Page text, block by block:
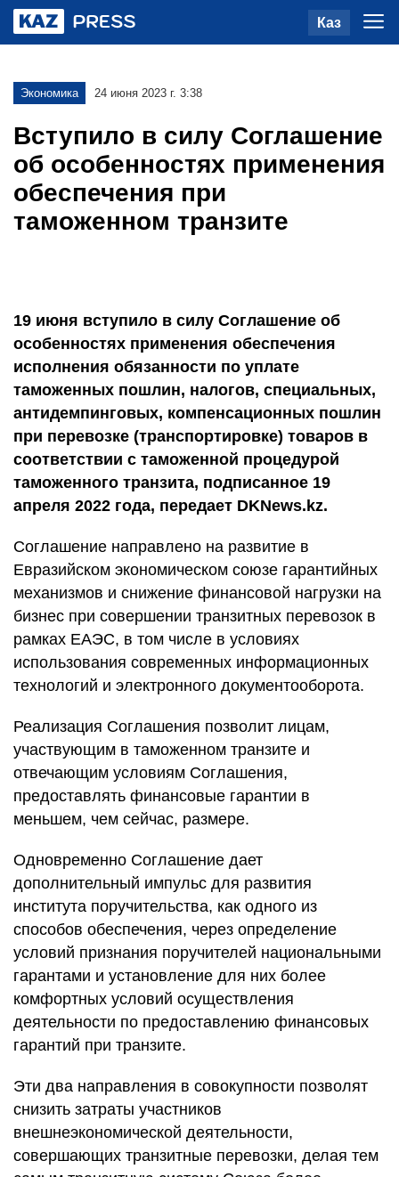
Каз
Экономика 24 июня 2023 г. 3:38
Вступило в силу Соглашение
об особенностях применения
обеспечения при
таможенном транзите
19 июня вступило в силу Соглашение об
особенностях применения обеспечения
исполнения обязанности по уплате
таможенных пошлин, налогов, специальных,
антидемпинговых, компенсационных пошлин
при перевозке (транспортировке) товаров в
соответствии с таможенной процедурой
таможенного транзита, подписанное 19
апреля 2022 года, передает DKNews.kz.
Соглашение направлено на развитие в
Евразийском экономическом союзе гарантийных
механизмов и снижение финансовой нагрузки на
бизнес при совершении транзитных перевозок в
рамках ЕАЭС, в том числе в условиях
использования современных информационных
технологий и электронного документооборота.
Реализация Соглашения позволит лицам,
участвующим в таможенном транзите и
отвечающим условиям Соглашения,
предоставлять финансовые гарантии в
меньшем, чем сейчас, размере.
Одновременно Соглашение дает
дополнительный импульс для развития
института поручительства, как одного из
способов обеспечения, через определение
условий признания поручителей национальными
гарантами и установление для них более
комфортных условий осуществления
деятельности по предоставлению финансовых
гарантий при транзите.
Эти два направления в совокупности позволят
снизить затраты участников
внешнеэкономической деятельности,
совершающих транзитные перевозки, делая тем